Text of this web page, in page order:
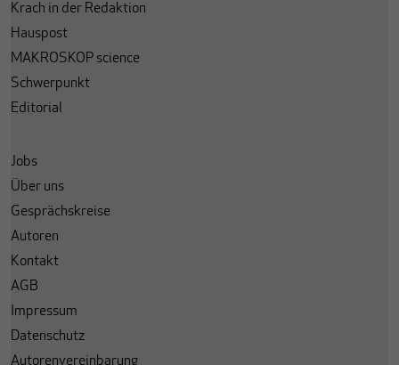
Krach in der Redaktion
Hauspost
MAKROSKOP science
Schwerpunkt
Editorial
Jobs
Über uns
Gesprächskreise
Autoren
Kontakt
AGB
Impressum
Datenschutz
Autorenvereinbarung